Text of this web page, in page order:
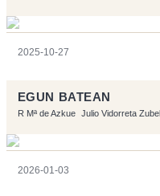
2025-10-27
EGUN BATEAN
R Mª de Azkue Julio Vidorreta
2026-01-03